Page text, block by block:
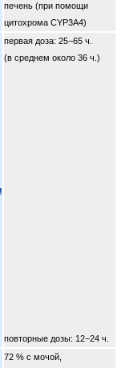
печень (при помощи
цитохрома CYP3A4)
первая доза: 25−65 ч.
(в среднем около 36 ч.)
повторные дозы: 12−24 ч.
72 % с мочой,